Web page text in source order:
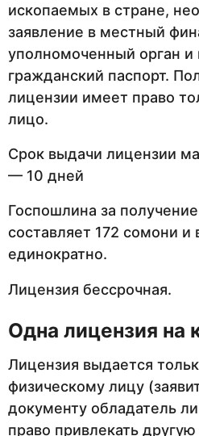
ископаемых в стране,
заявление в местный
уполномоченный орган и
гражданский паспорт.
лицензии имеет право
лицо.
Срок выдачи лицензии
— 10 дней
Госпошлина за
составляет 172 сомони и
единократно.
Лицензия бессрочная.
Одна лицензия на
Лицензия выдается
физическому лицу
документу обладатель
право привлекать